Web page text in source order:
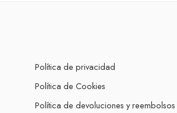
Política de privacidad
Política de Cookies
Política de devoluciones y reembolsos